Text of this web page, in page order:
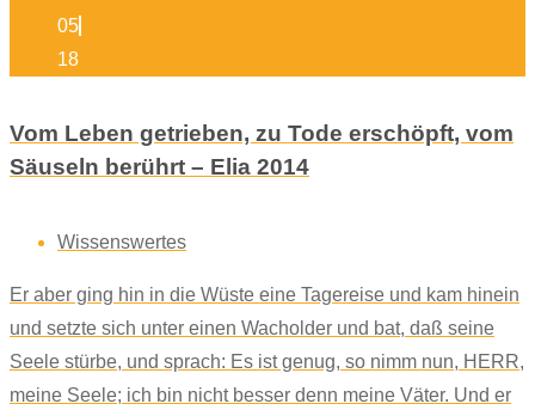
05
18
Vom Leben getrieben, zu Tode erschöpft, vom
Säuseln berührt – Elia 2014
Wissenswertes
Er aber ging hin in die Wüste eine Tagereise und kam hinein
und setzte sich unter einen Wacholder und bat, daß seine
Seele stürbe, und sprach: Es ist genug, so nimm nun, HERR,
meine Seele; ich bin nicht besser denn meine Väter. Und er